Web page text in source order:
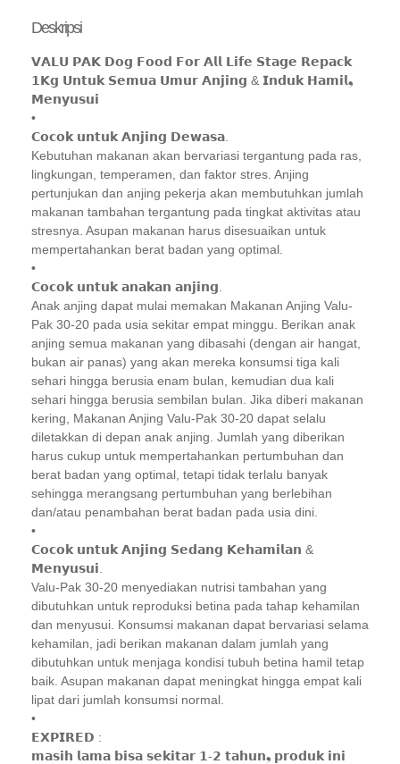
Deskripsi
𝗩𝗔𝗟𝗨 𝗣𝗔𝗞 𝗗𝗼𝗴 𝗙𝗼𝗼𝗱 𝗙𝗼𝗿 𝗔𝗹𝗹 𝗟𝗶𝗳𝗲 𝗦𝘁𝗮𝗴𝗲 𝗥𝗲𝗽𝗮𝗰𝗸
𝟭𝗞𝗴 𝗨𝗻𝘁𝘂𝗸 𝗦𝗲𝗺𝘂𝗮 𝗨𝗺𝘂𝗿 𝗔𝗻𝗷𝗶𝗻𝗴 & 𝗜𝗻𝗱𝘂𝗸 𝗛𝗮𝗺𝗶𝗹❟
𝗠𝗲𝗻𝘆𝘂𝘀𝘂𝗶
•
𝗖𝗼𝗰𝗼𝗸 𝘂𝗻𝘁𝘂𝗸 𝗔𝗻𝗷𝗶𝗻𝗴 𝗗𝗲𝘄𝗮𝘀𝗮.
Kebutuhan makanan akan bervariasi tergantung pada ras,
lingkungan, temperamen, dan faktor stres. Anjing
pertunjukan dan anjing pekerja akan membutuhkan jumlah
makanan tambahan tergantung pada tingkat aktivitas atau
stresnya. Asupan makanan harus disesuaikan untuk
mempertahankan berat badan yang optimal.
•
𝗖𝗼𝗰𝗼𝗸 𝘂𝗻𝘁𝘂𝗸 𝗮𝗻𝗮𝗸𝗮𝗻 𝗮𝗻𝗷𝗶𝗻𝗴.
Anak anjing dapat mulai memakan Makanan Anjing Valu-
Pak 30-20 pada usia sekitar empat minggu. Berikan anak
anjing semua makanan yang dibasahi (dengan air hangat,
bukan air panas) yang akan mereka konsumsi tiga kali
sehari hingga berusia enam bulan, kemudian dua kali
sehari hingga berusia sembilan bulan. Jika diberi makanan
kering, Makanan Anjing Valu-Pak 30-20 dapat selalu
diletakkan di depan anak anjing. Jumlah yang diberikan
harus cukup untuk mempertahankan pertumbuhan dan
berat badan yang optimal, tetapi tidak terlalu banyak
sehingga merangsang pertumbuhan yang berlebihan
dan/atau penambahan berat badan pada usia dini.
•
𝗖𝗼𝗰𝗼𝗸 𝘂𝗻𝘁𝘂𝗸 𝗔𝗻𝗷𝗶𝗻𝗴 𝗦𝗲𝗱𝗮𝗻𝗴 𝗞𝗲𝗵𝗮𝗺𝗶𝗹𝗮𝗻 &
𝗠𝗲𝗻𝘆𝘂𝘀𝘂𝗶.
Valu-Pak 30-20 menyediakan nutrisi tambahan yang
dibutuhkan untuk reproduksi betina pada tahap kehamilan
dan menyusui. Konsumsi makanan dapat bervariasi selama
kehamilan, jadi berikan makanan dalam jumlah yang
dibutuhkan untuk menjaga kondisi tubuh betina hamil tetap
baik. Asupan makanan dapat meningkat hingga empat kali
lipat dari jumlah konsumsi normal.
•
𝗘𝗫𝗣𝗜𝗥𝗘𝗗 :
𝗺𝗮𝘀𝗶𝗵 𝗹𝗮𝗺𝗮 𝗯𝗶𝘀𝗮 𝘀𝗲𝗸𝗶𝘁𝗮𝗿 𝟭-𝟮 𝘁𝗮𝗵𝘂𝗻❟ 𝗽𝗿𝗼𝗱𝘂𝗸 𝗶𝗻𝗶